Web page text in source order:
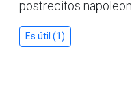
postrecitos napoleon
Es útil (1)